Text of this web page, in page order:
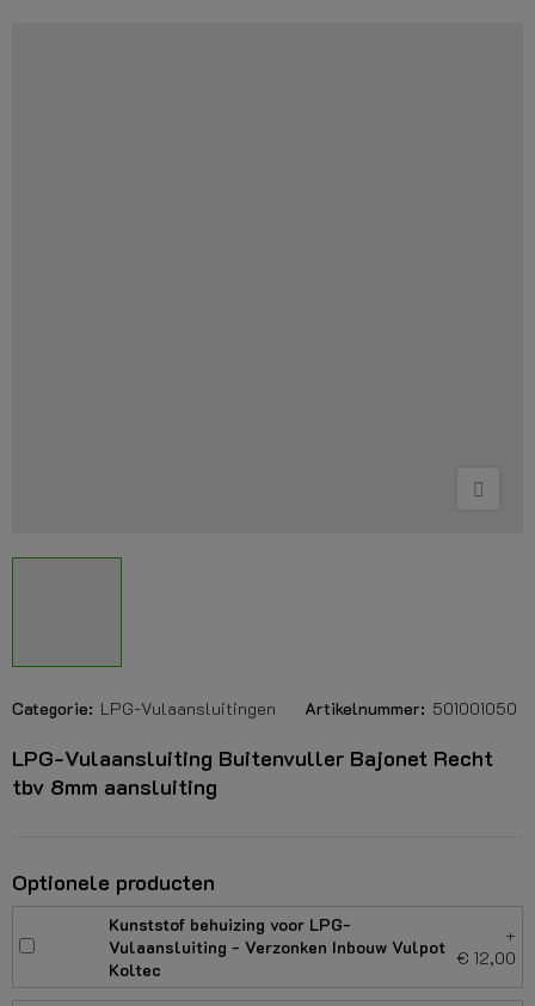
Categorie: LPG-Vulaansluitingen Artikelnummer: 501001050
LPG-Vulaansluiting Buitenvuller Bajonet Recht
tbv 8mm aansluiting
Optionele producten
Kunststof behuizing voor LPG-
Vulaansluiting - Verzonken Inbouw Vulpot
Koltec
+
€ 12,00